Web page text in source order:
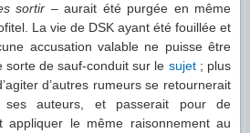
sortir – aurait été purgée en même
La vie de DSK ayant été fouillée et
accusation valable ne puisse être
sorte de sauf-conduit sur le sujet; plus
d’autres rumeurs se retournerait
ses auteurs, et passerait pour de
appliquer le même raisonnement au